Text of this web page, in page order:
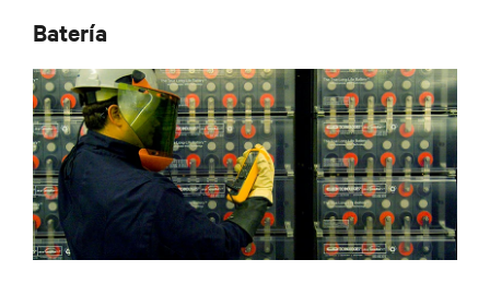
Batería